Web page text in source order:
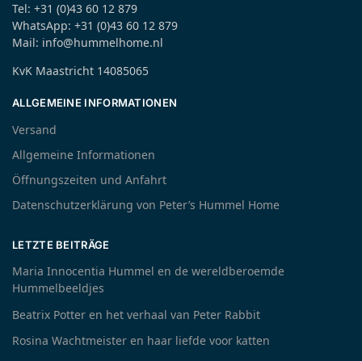
Tel: +31 (0)43 60 12 879
WhatsApp: +31 (0)43 60 12 879
Mail: info@hummelhome.nl
KvK Maastricht 14085065
ALLGEMEINE INFORMATIONEN
Versand
Allgemeine Informationen
Öffnungszeiten und Anfahrt
Datenschutzerklärung von Peter’s Hummel Home
LETZTE BEITRÄGE
Maria Innocentia Hummel en de wereldberoemde
Hummelbeeldjes
Beatrix Potter en het verhaal van Peter Rabbit
Rosina Wachtmeister en haar liefde voor katten